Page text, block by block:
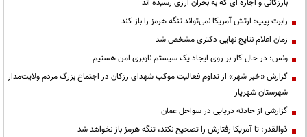
بارزگانی و اجاره ای که به بحران ارزی رسیده اند
رابرت پیپ: ارتش آمریکا نمی‌تواند تنگه هرمز را باز کند
زمان اعلام نتایج نهایی دکتری مشخص شد
ونس: در حال کار بر روی ایجاد یک سیستم ناوبری امن هستیم
گزارش «خبر شهر» از تداوم فعالیت موکب شهدای رزکان در اجتماع بزرگ مردم ولایت‌مدار
شهرستان شهریار
گزارشی از حادثه دریایی در سواحل عمان
ذوالقدر: تا آمریکا رفتارش را تصحیح نکند، تنگه هرمز باز نخواهد شد